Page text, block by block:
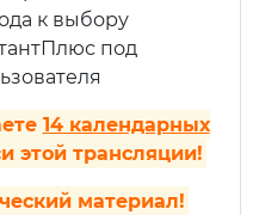
к выбору
под
14 календарных
этой трансляции!
материал!